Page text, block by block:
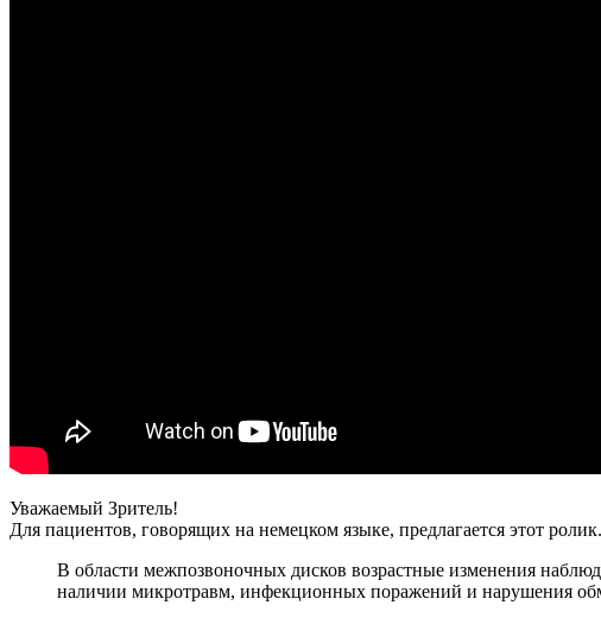
Уважаемый Зритель!
Для пациентов, говорящих на немецком языке, предлагается этот ролик.
В области межпозвоночных дисков возрастные изменения
наличии микротравм, инфекционных поражений и нарушения